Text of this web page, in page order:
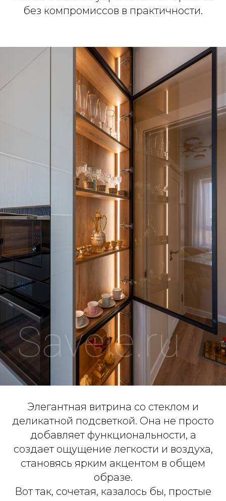
без компромиссов в практичности.
Элегантная витрина со стеклом и
деликатной подсветкой. Она не просто
добавляет функциональности, а
создает ощущение легкости и воздуха,
становясь ярким акцентом в общем
образе.
Вот так, сочетая, казалось бы, простые